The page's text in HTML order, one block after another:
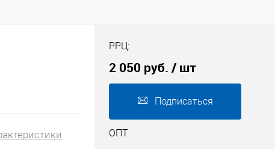
РРЦ:
2 050 руб. / шт
Подписаться
ОПТ: